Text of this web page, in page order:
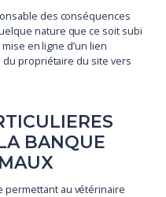
des conséquences
nature que ce soit subi
en ligne d’un lien
propriétaire du site vers
BANQUE
permettant au vétérinaire